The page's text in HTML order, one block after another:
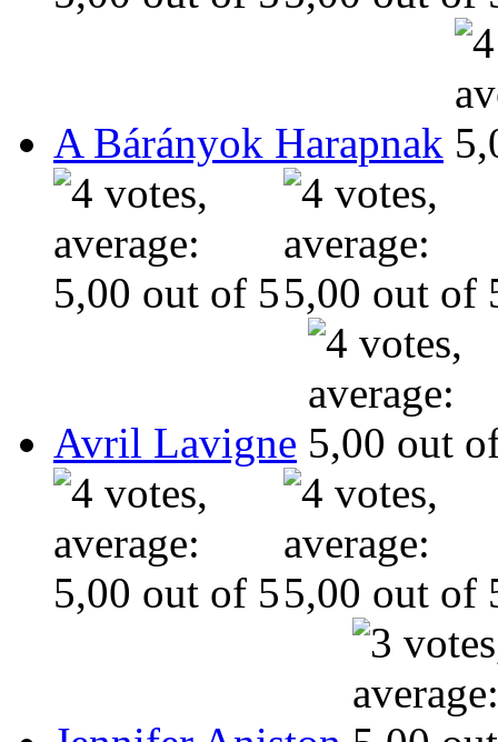
A Bárányok Harapnak
Avril Lavigne